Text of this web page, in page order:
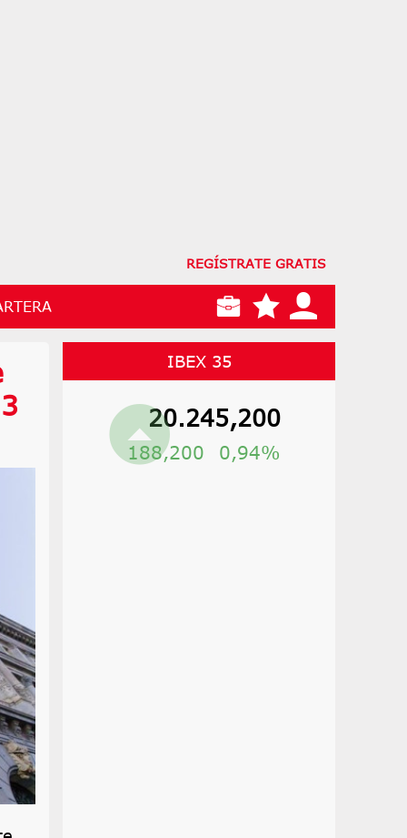
REGÍSTRATE GRATIS
IBEX 35
20.245,200
188,200 0,94%